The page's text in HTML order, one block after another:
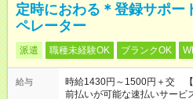
定時におわる＊登録サポー
ペレーター
派遣 職種未経験OK ブランクOK
給与
時給1430円～1500円＋交
前払いが可能な速払いサービ